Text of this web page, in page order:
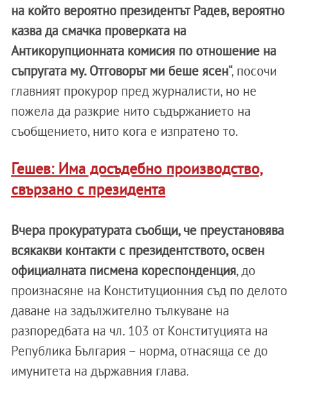
на който вероятно президентът Радев, вероятно
казва да смачка проверката на
Антикорупционната комисия по отношение на
съпругата му. Отговорът ми беше ясен“, посочи
главният прокурор пред журналисти, но не
пожела да разкрие нито съдържанието на
съобщението, нито кога е изпратено то.
Гешев: Има досъдебно производство,
свързано с президента
Вчера прокуратурата съобщи, че преустановява
всякакви контакти с президентството, освен
официалната писмена кореспонденция, до
произнасяне на Конституционния съд по делото
даване на задължително тълкуване на
разпоредбата на чл. 103 от Конституцията на
Република България – норма, отнасяща се до
имунитета на държавния глава.